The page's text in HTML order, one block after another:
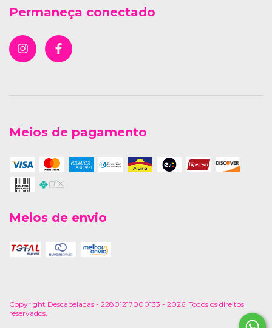
Permaneça conectado
Meios de pagamento
Meios de envio
Copyright Descabeladas - 22801217000133 - 2026. Todos os direitos
reservados.